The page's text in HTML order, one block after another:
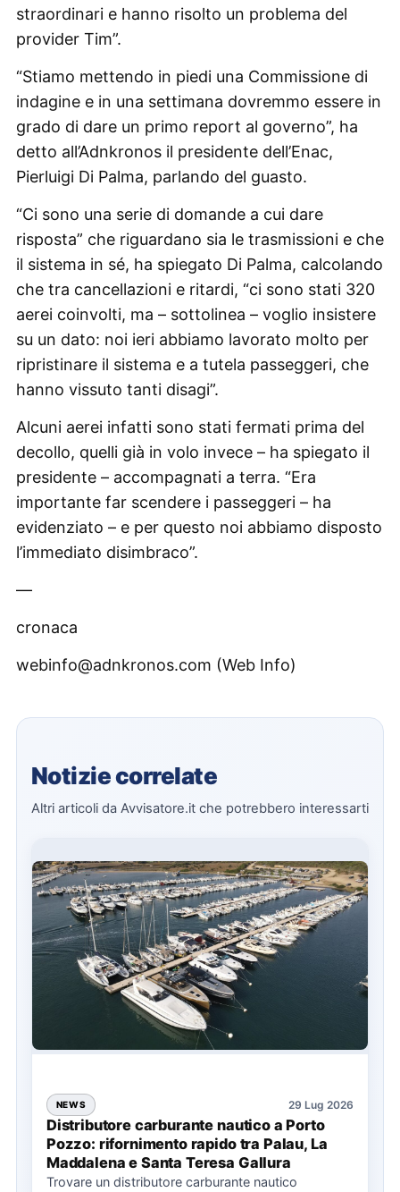
straordinari e hanno risolto un problema del
provider Tim”.
“Stiamo mettendo in piedi una Commissione di
indagine e in una settimana dovremmo essere in
grado di dare un primo report al governo”, ha
detto all’Adnkronos il presidente dell’Enac,
Pierluigi Di Palma, parlando del guasto.
“Ci sono una serie di domande a cui dare
risposta” che riguardano sia le trasmissioni e che
il sistema in sé, ha spiegato Di Palma, calcolando
che tra cancellazioni e ritardi, “ci sono stati 320
aerei coinvolti, ma – sottolinea – voglio insistere
su un dato: noi ieri abbiamo lavorato molto per
ripristinare il sistema e a tutela passeggeri, che
hanno vissuto tanti disagi”.
Alcuni aerei infatti sono stati fermati prima del
decollo, quelli già in volo invece – ha spiegato il
presidente – accompagnati a terra. “Era
importante far scendere i passeggeri – ha
evidenziato – e per questo noi abbiamo disposto
l’immediato disimbraco”.
—
cronaca
webinfo@adnkronos.com (Web Info)
Notizie correlate
Altri articoli da Avvisatore.it che potrebbero interessarti
NEWS 29 Lug 2026
Distributore carburante nautico a Porto
Pozzo: rifornimento rapido tra Palau, La
Maddalena e Santa Teresa Gallura
Trovare un distributore carburante nautico